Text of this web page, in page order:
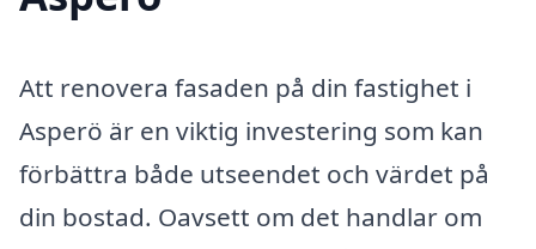
Att renovera fasaden på din fastighet i
Asperö är en viktig investering som kan
förbättra både utseendet och värdet på
din bostad. Oavsett om det handlar om